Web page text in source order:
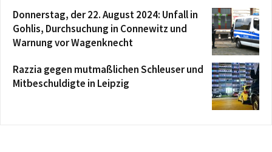
Donnerstag, der 22. August 2024: Unfall in
Gohlis, Durchsuchung in Connewitz und
Warnung vor Wagenknecht
Razzia gegen mutmaßlichen Schleuser und
Mitbeschuldigte in Leipzig